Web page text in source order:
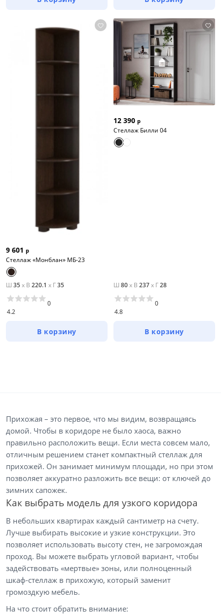
9 601 р
Стеллаж «Монблан» МБ-23
Ш 35x В 220.1 x Г35
4.2
0
В корзину
12 390 р
Стеллаж Билли 04
Ш 80x В 237x Г28
4.8
0
В корзину
Прихожая – это первое, что мы видим, возвращаясь
домой. Чтобы в коридоре не было хаоса, важно
правильно расположить вещи. Если места совсем мало,
отличным решением станет компактный стеллаж для
прихожей. Он занимает минимум площади, но при этом
позволяет аккуратно разложить все вещи: от ключей до
зимних сапожек.
Как выбрать модель для узкого коридора
В небольших квартирах каждый сантиметр на счету.
Лучше выбирать высокие и узкие конструкции. Это
позволяет использовать высоту стен, не загромождая
проход. Вы можете выбрать угловой вариант, чтобы
задействовать «мертвые» зоны, или полноценный
шкаф-стеллаж в прихожую, который заменит
громоздкую мебель.
На что стоит обратить внимание: